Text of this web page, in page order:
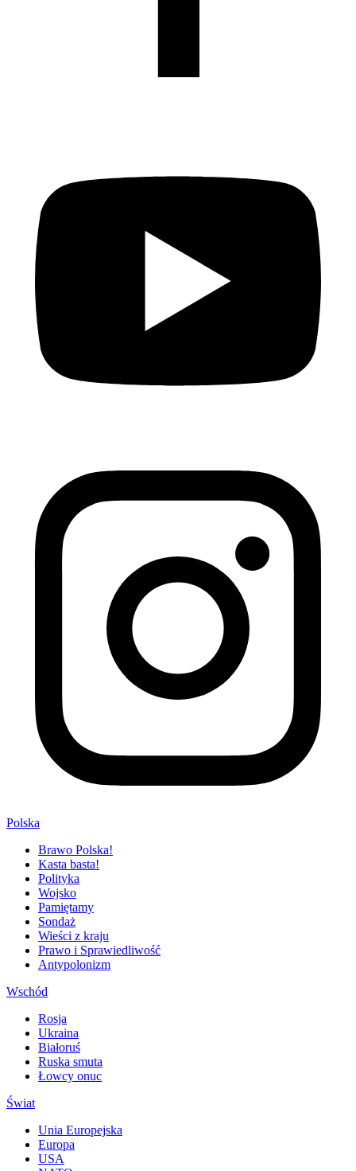
Polska
Brawo Polska!
Kasta basta!
Polityka
Wojsko
Pamiętamy
Sondaż
Wieści z kraju
Prawo i Sprawiedliwość
Antypolonizm
Wschód
Rosja
Ukraina
Białoruś
Ruska smuta
Łowcy onuc
Świat
Unia Europejska
Europa
USA